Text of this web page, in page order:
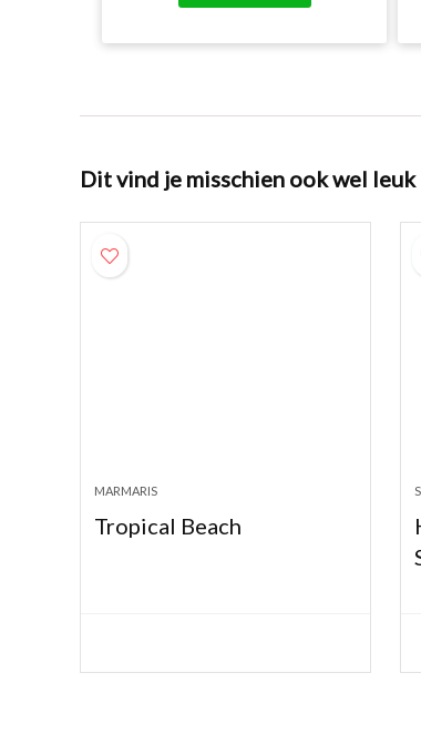
Dit vind je misschien ook wel leuk
MARMARIS
Tropical Beach